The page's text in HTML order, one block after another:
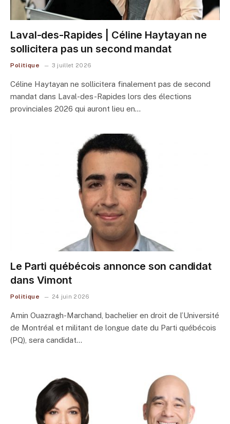
Laval-des-Rapides | Céline Haytayan ne
sollicitera pas un second mandat
Politique 3 juillet 2026
Céline Haytayan ne sollicitera finalement pas de second
mandat dans Laval-des-Rapides lors des élections
provinciales 2026 qui auront lieu en…
Le Parti québécois annonce son candidat
dans Vimont
Politique 24 juin 2026
Amin Ouazragh-Marchand, bachelier en droit de l’Université
de Montréal et militant de longue date du Parti québécois
(PQ), sera candidat…